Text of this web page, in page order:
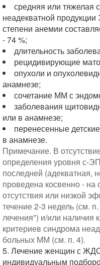
средняя или тяжелая
неадекватной
степени анемии
- 74 %;
длительность
рецидивирующие
опухоли и
анамнезе;
сочетание ММ с
заболевания
или в анамнезе;
перенесенные
в анамнезе.
Примечание. В
определения уровня с-
последней (адекватная,
проведена косвенно -
отсутствия или низкой
течение 2-3 недель (см.
лечения") и/или наличия
критериев синдрома
больных ММ (см. п. 4).
5. Лечение женщин с
индивидуальным